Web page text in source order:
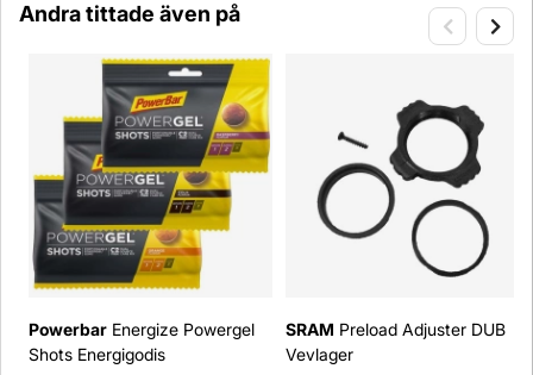
Andra tittade även på
Powerbar Energize Powergel
Shots Energigodis
SRAM Preload Adjuster DUB
Vevlager